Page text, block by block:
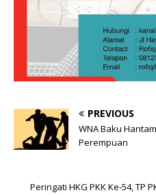
PREVIOUS
WNA Baku
Perempuan
Peringati HKG PKK Ke-54, TP